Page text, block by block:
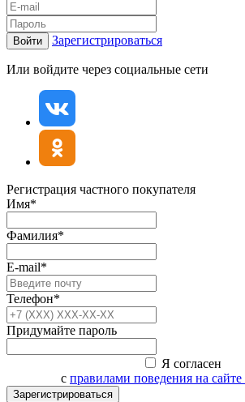
Войти Зарегистрироваться
Или войдите через социальные сети
Регистрация частного покупателя
Имя*
Фамилия*
E-mail*
Телефон*
Придумайте пароль
Я согласен
с правилами поведения на
Зарегистрироваться